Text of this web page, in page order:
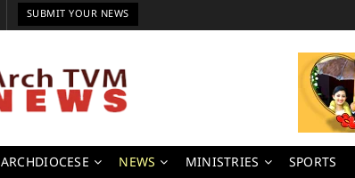
SUBMIT YOUR NEWS
ARCHDIOCESE NEWS MINISTRIES SPORTS